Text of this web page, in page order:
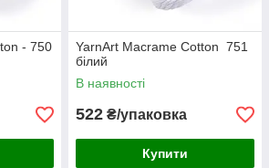
- 750
YarnArt Macrame Cotton 751
білий
В наявності
522 ₴/упаковка
Купити